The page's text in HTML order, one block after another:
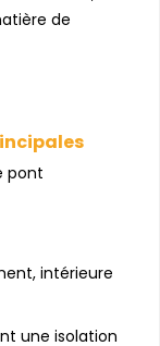
de
pont
intérieure
une isolation